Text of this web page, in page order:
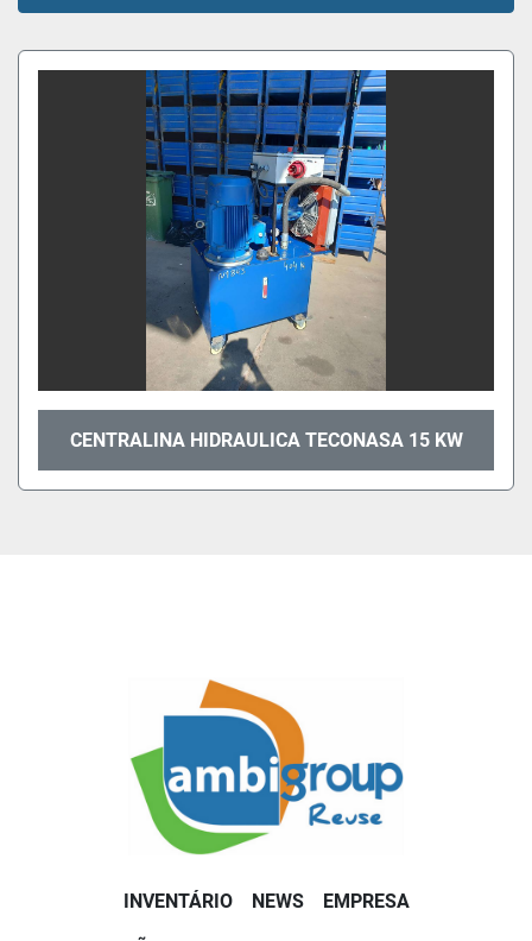
Todas as Categorias
Organizar por
CENTRALINA HIDRAULICA TECONASA 15 KW
INVENTÁRIO NEWS EMPRESA